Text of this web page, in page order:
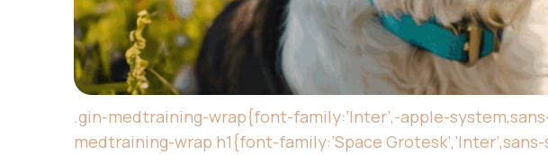
.gin-medtraining-wrap{font-family:’Inter’,-apple-
medtraining-wrap h1{font-family:’Space